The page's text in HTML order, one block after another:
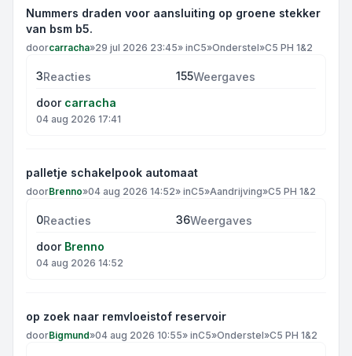
Nummers draden voor aansluiting op groene stekker
van bsm b5.
doorcarracha»29 jul 2026 23:45» inC5»Onderstel»C5 PH 1&2
3Reacties 155Weergaves
door carracha
04 aug 2026 17:41
palletje schakelpook automaat
doorBrenno»04 aug 2026 14:52» inC5»Aandrijving»C5 PH 1&2
0Reacties 36Weergaves
door Brenno
04 aug 2026 14:52
op zoek naar remvloeistof reservoir
doorBigmund»04 aug 2026 10:55» inC5»Onderstel»C5 PH 1&2